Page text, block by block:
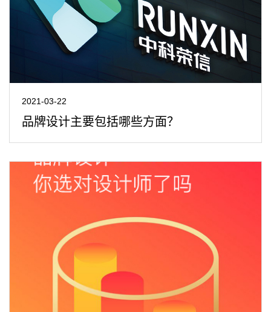
2021-03-22
品牌设计主要包括哪些方面？